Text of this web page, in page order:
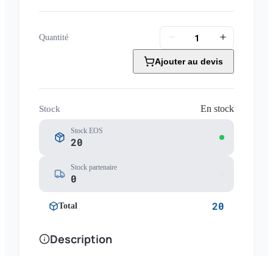
Quantité
Ajouter au devis
Stock En stock
Stock EOS
20
Stock partenaire
0
Total 20
Description